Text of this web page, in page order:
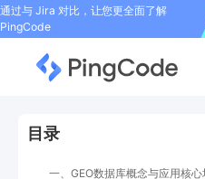
通过与 Jira 对比，让您更全面了解
PingCode
目录
一、GEO数据库概念与应用核心